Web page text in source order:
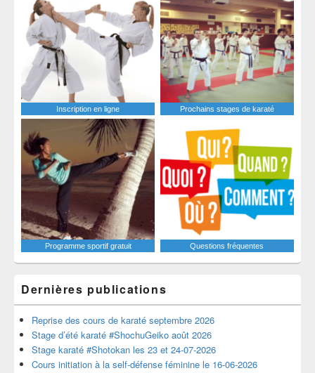
Inscription en ligne Prochains stages de karaté
Programme sportif gratuit Questions fréquentes
Dernières publications
Reprise des cours de karaté septembre 2026
Stage d’été karaté #ShochuGeiko août 2026
Stage karaté #Shotokan les 23 et 24-07-2026
Cours initiation à la self-défense féminine le 16-06-2026